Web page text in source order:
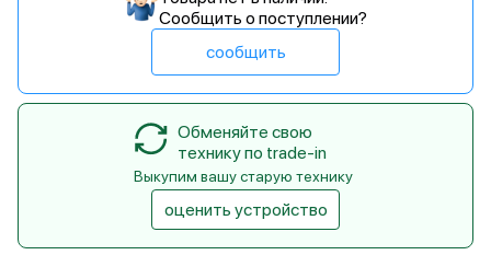
Сообщить о поступлении?
сообщить
Обменяйте свою
технику по trade-in
Выкупим вашу старую технику
оценить устройство